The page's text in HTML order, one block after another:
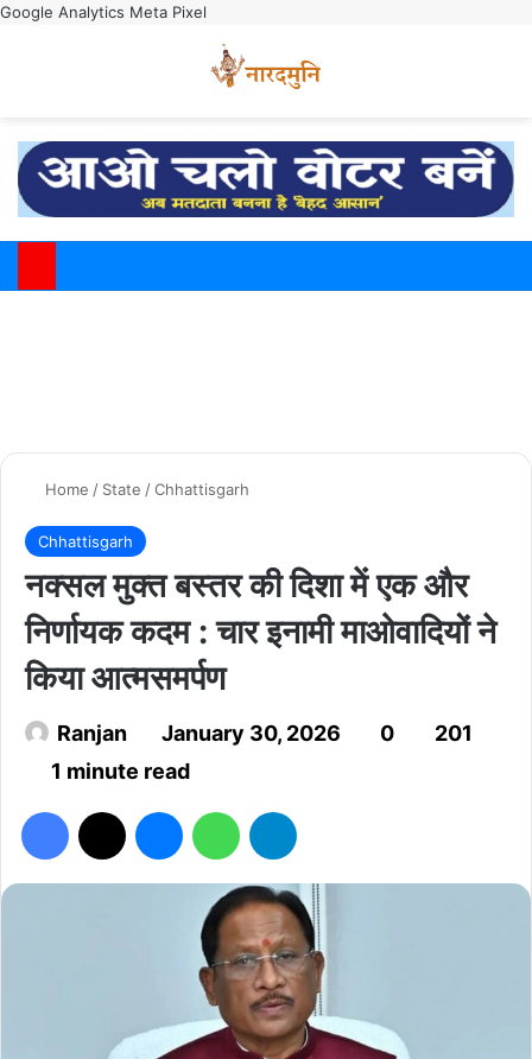
Google Analytics Meta Pixel
Home / State /Chhattisgarh
Chhattisgarh
नक्सल मुक्त बस्तर की दिशा में एक और
निर्णायक कदम : चार इनामी माओवादियों ने
किया आत्मसमर्पण
Ranjan January 30, 2026 0
201
1 minute read